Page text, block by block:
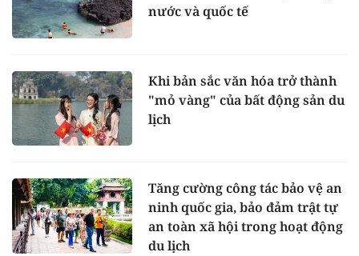
nước và quốc tế
Khi bản sắc văn hóa trở thành
"mỏ vàng" của bất động sản du
lịch
Tăng cường công tác bảo vệ an
ninh quốc gia, bảo đảm trật tự
an toàn xã hội trong hoạt động
du lịch